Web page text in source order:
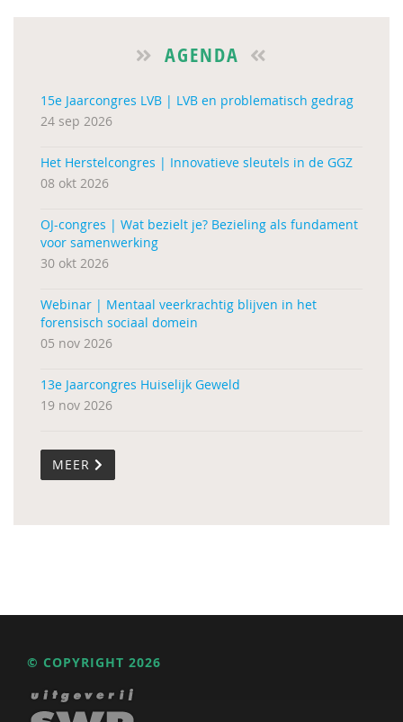
AGENDA
15e Jaarcongres LVB | LVB en problematisch gedrag
24 sep 2026
Het Herstelcongres | Innovatieve sleutels in de GGZ
08 okt 2026
OJ-congres | Wat bezielt je? Bezieling als fundament
voor samenwerking
30 okt 2026
Webinar | Mentaal veerkrachtig blijven in het
forensisch sociaal domein
05 nov 2026
13e Jaarcongres Huiselijk Geweld
19 nov 2026
MEER
© COPYRIGHT 2026